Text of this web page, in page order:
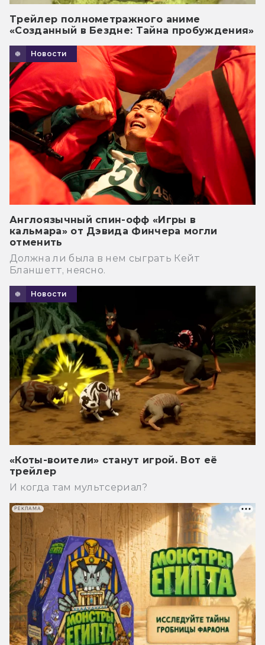
Трейлер полнометражного аниме
«Созданный в Бездне: Тайна пробуждения»
Новости
Англоязычный спин-офф «Игры в
кальмара» от Дэвида Финчера могли
отменить
Должна ли была в нем сыграть Кейт
Бланшетт, неясно.
Новости
«Коты-воители» станут игрой. Вот её
трейлер
И когда там мультсериал?
РЕКЛАМА